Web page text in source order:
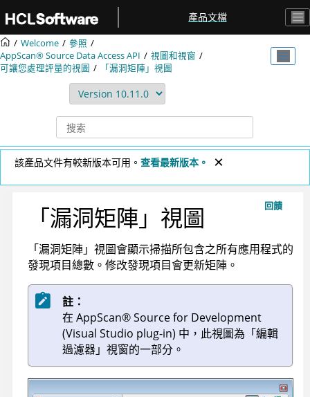
產品文檔
Welcome
參照
AppScan® Source Data Access API
視圖和視窗
可讓您處理評量的視圖
「漏洞矩陣」視圖
該產品文件有較新版本可用。 查看最新版本。
回饋
「漏洞矩陣」視圖
「漏洞矩陣」視圖會顯示掃描所包含之所有應用程式的
發現項目總數。修改發現項目會更新矩陣。
註：
在 AppScan®Source for Development
(Visual Studio plug-in) 中，此視圖為「編輯
過濾器」視窗的一部分。